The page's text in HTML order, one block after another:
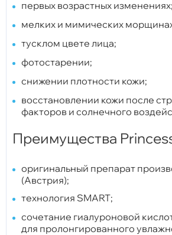
первых возрастных изменениях;
мелких и мимических
тусклом цвете лица;
фотостарении;
снижении плотности кожи;
восстановлении кожи после
факторов и солнечного
Преимущества
оригинальный препарат
(Австрия);
технология SMART;
сочетание гиалуроновой
для пролонгированного